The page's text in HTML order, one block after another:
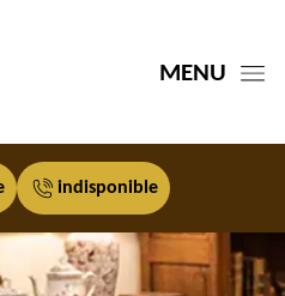
MENU
indisponible